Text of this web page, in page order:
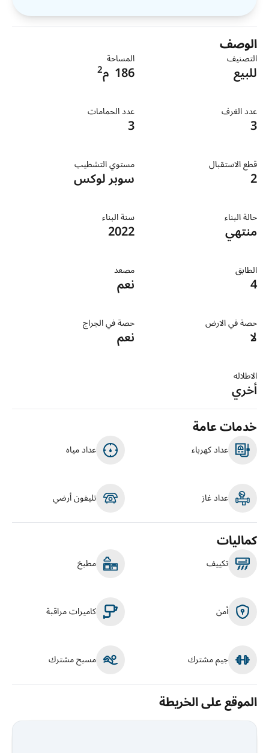
الوصف
التصنيف
للبيع
المساحة
186 م2
عدد الغرف
3
عدد الحمامات
3
قطع الاستقبال
2
مستوي التشطيب
سوبر لوكس
حالة البناء
منتهي
سنة البناء
2022
الطابق
4
مصعد
نعم
حصة في الارض
لا
حصة في الجراج
نعم
الاطلاله
أخري
خدمات عامة
عداد كهرباء عداد مياه
عداد غاز تليفون أرضي
كماليات
تكييف مطبخ
أمن كاميرات مراقبة
جيم مشترك مسبح مشترك
الموقع على الخريطة